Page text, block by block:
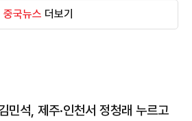
중국뉴스 더보기
민석, 제주·인천서 정청래 누르고